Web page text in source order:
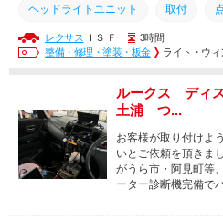
ヘッドライトユニット 取付
交換 レスサス ISF
レクサス ＩＳ Ｆ
3時間
整備・修理・塗装・板金
ライト・ウ
ルークス ディ
土浦 つ...
お客様が取り付けよ
いとご依頼を頂きま
がうら市・阿見町等
ーター診断機完備で